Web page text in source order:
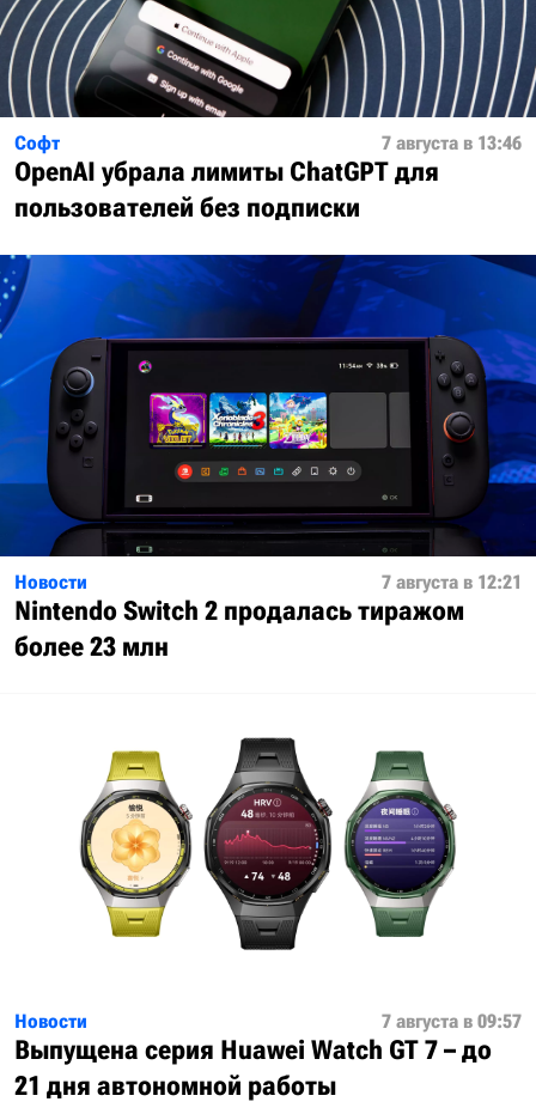
Софт 7 августа в 13:46
OpenAI убрала лимиты ChatGPT для
пользователей без подписки
Новости 7 августа в 12:21
Nintendo Switch 2 продалась тиражом
более 23 млн
Новости 7 августа в 09:57
Выпущена серия Huawei Watch GT 7 – до
21 дня автономной работы